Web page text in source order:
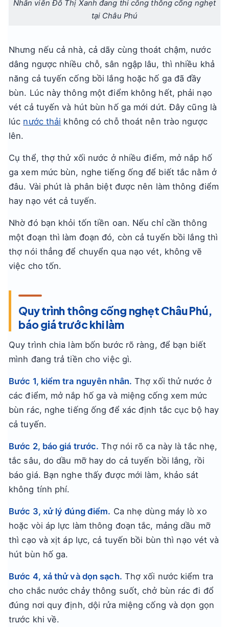
Nhân viên Đô Thị Xanh đang thi công thông cống nghẹt
tại Châu Phú
Nhưng nếu cả nhà, cả dãy cùng thoát chậm, nước
dâng ngược nhiều chỗ, sân ngập lâu, thì nhiều khả
năng cả tuyến cống bồi lắng hoặc hố ga đã đầy
bùn. Lúc này thông một điểm không hết, phải nạo
vét cả tuyến và hút bùn hố ga mới dứt. Đây cũng là
lúc nước thải không có chỗ thoát nên trào ngược
lên.
Cụ thể, thợ thử xối nước ở nhiều điểm, mở nắp hố
ga xem mức bùn, nghe tiếng ống để biết tắc nằm ở
đâu. Vài phút là phân biệt được nên làm thông điểm
hay nạo vét cả tuyến.
Nhờ đó bạn khỏi tốn tiền oan. Nếu chỉ cần thông
một đoạn thì làm đoạn đó, còn cả tuyến bồi lắng thì
thợ nói thẳng để chuyển qua nạo vét, không vẽ
việc cho tốn.
Quy trình thông cống nghẹt Châu Phú,
báo giá trước khi làm
Quy trình chia làm bốn bước rõ ràng, để bạn biết
mình đang trả tiền cho việc gì.
Bước 1, kiểm tra nguyên nhân. Thợ xối thử nước ở
các điểm, mở nắp hố ga và miệng cống xem mức
bùn rác, nghe tiếng ống để xác định tắc cục bộ hay
cả tuyến.
Bước 2, báo giá trước. Thợ nói rõ ca này là tắc nhẹ,
tắc sâu, do dầu mỡ hay do cả tuyến bồi lắng, rồi
báo giá. Bạn nghe thấy được mới làm, khảo sát
không tính phí.
Bước 3, xử lý đúng điểm. Ca nhẹ dùng máy lò xo
hoặc vòi áp lực làm thông đoạn tắc, mảng dầu mỡ
thì cạo và xịt áp lực, cả tuyến bồi bùn thì nạo vét và
hút bùn hố ga.
Bước 4, xả thử và dọn sạch. Thợ xối nước kiểm tra
cho chắc nước chảy thông suốt, chở bùn rác đi đổ
đúng nơi quy định, dội rửa miệng cống và dọn gọn
trước khi về.